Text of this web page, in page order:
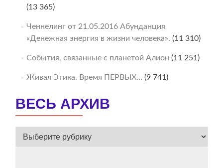
(13 365)
Ченнелинг от 21.05.2016 Абунданция
«Денежная энергия в жизни человека». (11 310)
События, связанные с планетой Алион (11 251)
Живая Этика. Время ПЕРВЫХ… (9 741)
ВЕСЬ АРХИВ
ВЕСЬ